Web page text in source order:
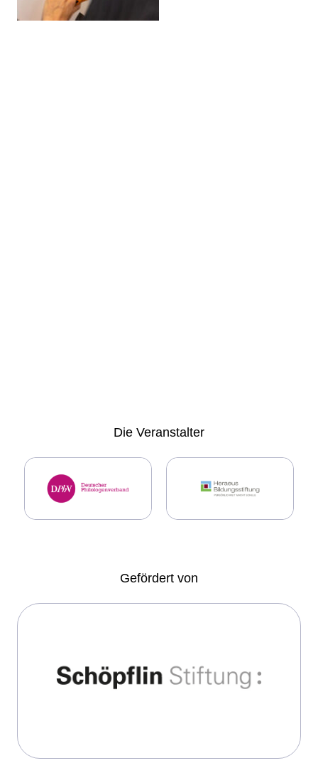
Die Veranstalter
Gefördert von